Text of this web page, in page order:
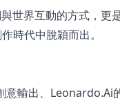
世界互動的方式，
時代中脫穎而出。
輸出、Leonardo.Ai